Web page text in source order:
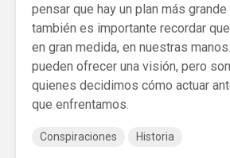
pensar que hay un plan más grande
también es importante recordar
en gran medida, en nuestras
pueden ofrecer una visión, pero
quienes decidimos cómo actuar
que enfrentamos.
Conspiraciones Historia